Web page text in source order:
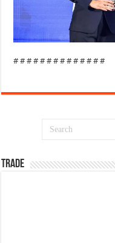
# # # # # # # # # # # # # #
TRADE